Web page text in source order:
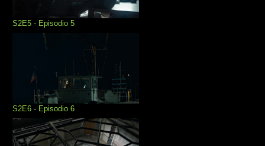
S2E5 - Episodio 5
S2E6 - Episodio 6